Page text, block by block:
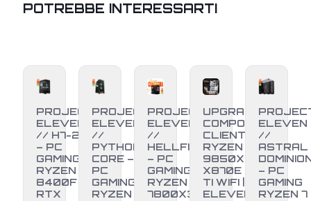
POTREBBE INTERESSARTI
PROJECT
ELEVEN
// H7-25
– PC
GAMING
RYZEN 5
8400F +
RTX
PROJECT
ELEVEN
//
PYTHON
CORE –
PC
GAMING
RYZEN 7
PROJECT
ELEVEN
//
HELLFIRE
– PC
GAMING
RYZEN 7
7800X3D
UPGRADE
COMPONENTI
CLIENTE –
RYZEN 7
9850X3D +
X870E EDGE
TI WIFI |
ELEVEN PC
ELEVEN
//
ASTRAL
– PC
GAMING
RYZEN 7